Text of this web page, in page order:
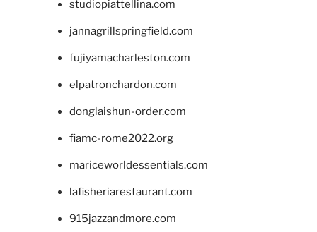
studiopiattellina.com
jannagrillspringfield.com
fujiyamacharleston.com
elpatronchardon.com
donglaishun-order.com
fiamc-rome2022.org
mariceworldessentials.com
lafisheriarestaurant.com
915jazzandmore.com